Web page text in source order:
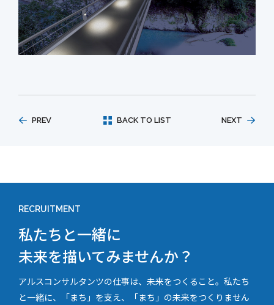
PREV BACK TO LIST NEXT
RECRUITMENT
私たちと一緒に
未来を描いてみませんか？
アルスコンサルタンツの仕事は、未来をつくること。私たち
と一緒に、「まち」を支え、「まち」の未来をつくりません